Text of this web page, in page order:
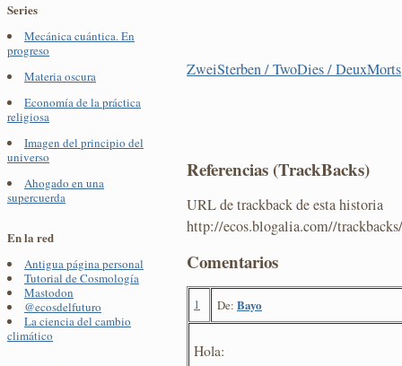
Series
Mecánica cuántica. En
progreso
Materia oscura
Economía de la práctica
religiosa
Imagen del principio del
universo
Ahogado en una
supercuerda
En la red
Antigua página personal
Tutorial de Cosmología
Mastodon
@ecosdelfuturo
La ciencia del cambio
climático
ZweiSterben / TwoDies / DeuxMorts
Referencias (TrackBacks)
URL de trackback de esta historia
http://ecos.blogalia.com//
Comentarios
1 De: Bayo
Hola: